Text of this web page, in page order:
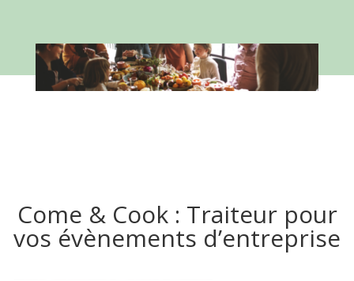
Come & Cook : Traiteur pour
vos évènements d’entreprise